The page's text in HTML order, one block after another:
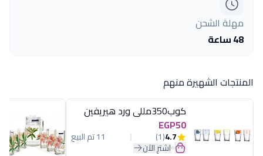
مهلة الشحن
48 ساعة
المنتجات الشهيرة منهم
كوب350مللى ورد هيريفين
EGP50
4.7
(1) 11 تم البيع
اشترِ الآن